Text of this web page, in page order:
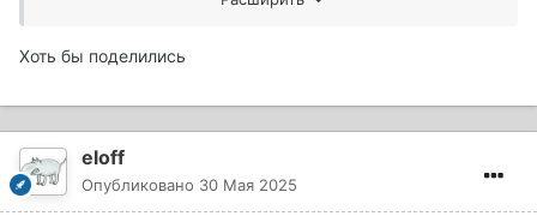
Хоть бы поделились
eloff
Опубликовано 30 Мая 2025